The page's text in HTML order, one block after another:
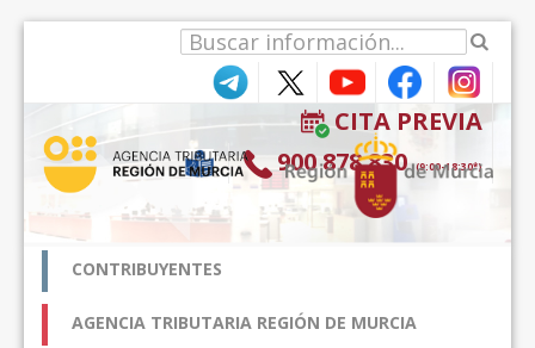
CITA PREVIA
900 878 830 (9:00-18:30*)
CONTRIBUYENTES
AGENCIA TRIBUTARIA REGIÓN DE MURCIA